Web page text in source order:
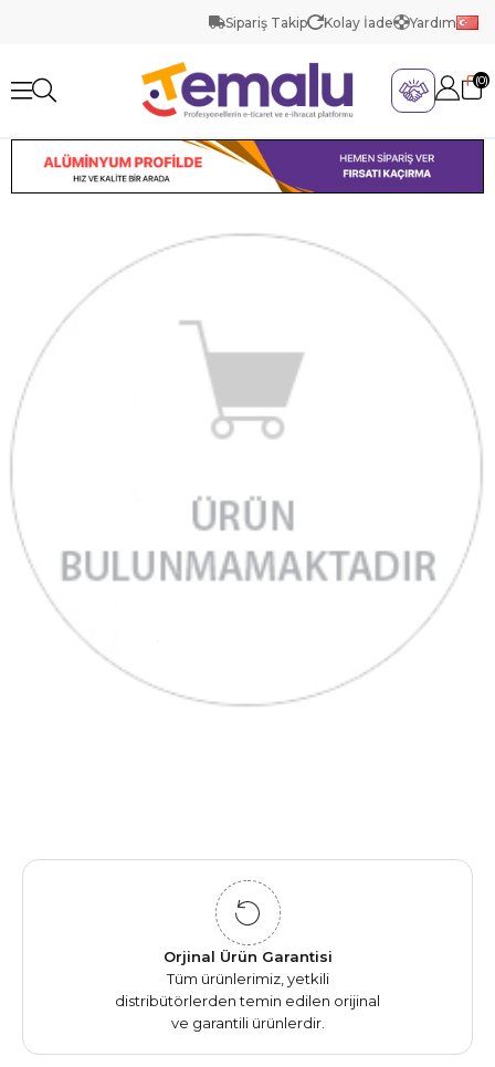
Sipariş Takip Kolay İade Yardım
0
Orjinal Ürün Garantisi
Tüm ürünlerimiz, yetkili
distribütörlerden temin edilen orijinal
ve garantili ürünlerdir.